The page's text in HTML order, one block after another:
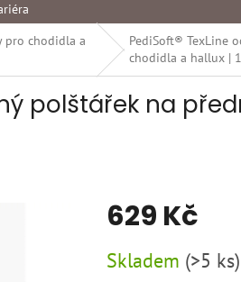
pro chodidla a
PediSoft® TexLine
chodidla a hallux |
polštářek na
629 Kč
cena:
Skladem (>5 ks)